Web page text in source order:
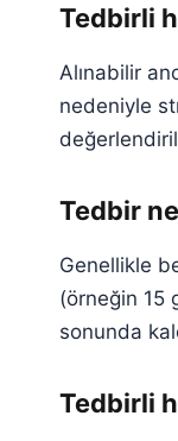
Tedbirli
Alınabilir
nedeniyle
Tedbir
Genellikle
(örneğin 15
sonunda
Tedbirli